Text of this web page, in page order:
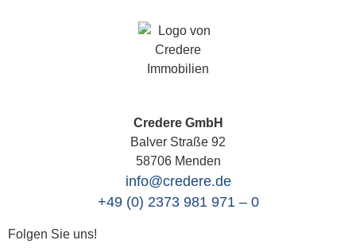
Credere GmbH
Balver Straße 92
58706 Menden
info@credere.de
+49 (0) 2373 981 971 – 0
Folgen Sie uns!